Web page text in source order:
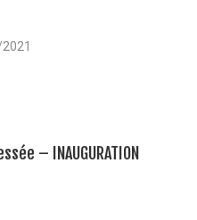
– INAUGURATION